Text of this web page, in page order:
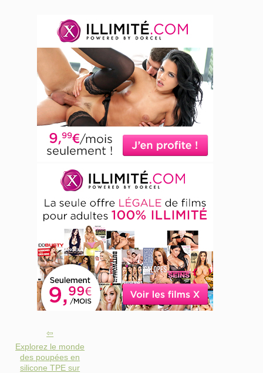
Explorez le monde
des poupées en
silicone TPE sur